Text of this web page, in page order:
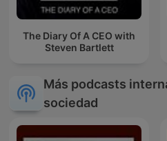
The Diary Of A CEO with
Steven Bartlett
Más podcasts
sociedad